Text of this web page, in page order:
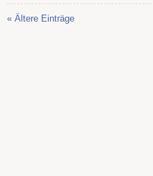
« Ältere Einträge